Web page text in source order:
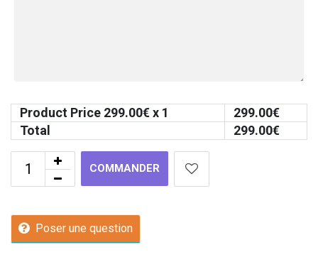
Product Price 299.00€ x 1 299.00€
Total
299.00€
COMMANDER
Poser une question